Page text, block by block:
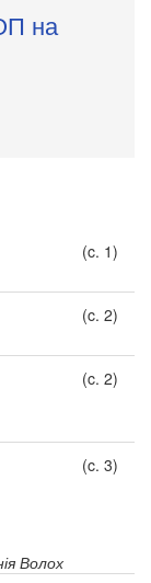
на
(c. 1)
(c. 2)
(c. 2)
(c. 3)
Волох